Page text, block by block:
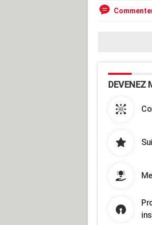
DEVENEZ